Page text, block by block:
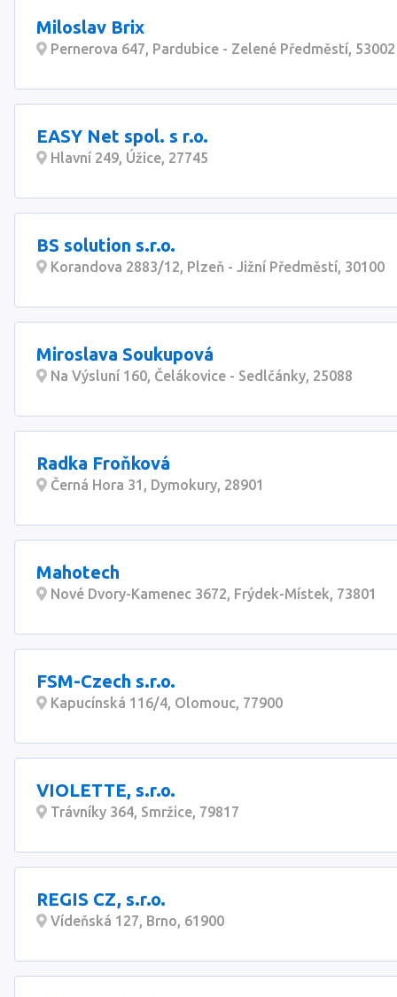
Miloslav Brix
Pernerova 647, Pardubice - Zelené Předměstí, 53002
EASY Net spol. s r.o.
Hlavní 249, Úžice, 27745
BS solution s.r.o.
Korandova 2883/12, Plzeň - Jižní Předměstí, 30100
Miroslava Soukupová
Na Výsluní 160, Čelákovice - Sedlčánky, 25088
Radka Froňková
Černá Hora 31, Dymokury, 28901
Mahotech
Nové Dvory-Kamenec 3672, Frýdek-Místek, 73801
FSM-Czech s.r.o.
Kapucínská 116/4, Olomouc, 77900
VIOLETTE, s.r.o.
Trávníky 364, Smržice, 79817
REGIS CZ, s.r.o.
Vídeňská 127, Brno, 61900